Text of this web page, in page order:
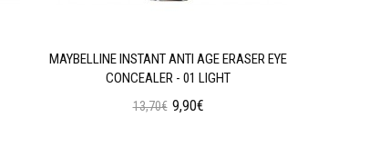
MAYBELLINE INSTANT ANTI AGE ERASER EYE
CONCEALER - 01 LIGHT
13,70€ 9,90€